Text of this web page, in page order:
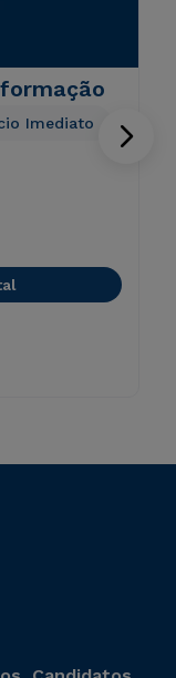
Imediato